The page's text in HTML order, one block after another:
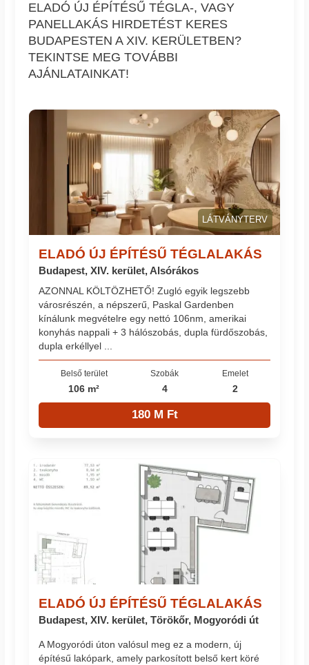
ELADÓ ÚJ ÉPÍTÉSŰ TÉGLA-, VAGY
PANELLAKÁS HIRDETÉST KERES
BUDAPESTEN A XIV. KERÜLETBEN?
TEKINTSE MEG TOVÁBBI
AJÁNLATAINKAT!
LÁTVÁNYTERV
ELADÓ ÚJ ÉPÍTÉSŰ TÉGLALAKÁS
Budapest, XIV. kerület, Alsórákos
AZONNAL KÖLTÖZHETŐ! Zugló egyik legszebb
városrészén, a népszerű, Paskal Gardenben
kínálunk megvételre egy nettó 106nm, amerikai
konyhás nappali + 3 hálószobás, dupla fürdőszobás,
dupla erkéllyel ...
Belső terület
106 m²
Szobák
4
Emelet
2
180 M Ft
ELADÓ ÚJ ÉPÍTÉSŰ TÉGLALAKÁS
Budapest, XIV. kerület, Törökőr, Mogyoródi út
A Mogyoródi úton valósul meg ez a modern, új
építésű lakópark, amely parkosított belső kert köré